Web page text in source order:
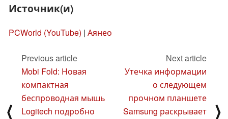
Источник(и)
PCWorld (YouTube) | Аянео
⟨
Previous article
Mobi Fold: Новая
компактная
беспроводная мышь
Logitech подробно
Next article
Утечка информации
о следующем
прочном планшете
Samsung раскрывает
⟩